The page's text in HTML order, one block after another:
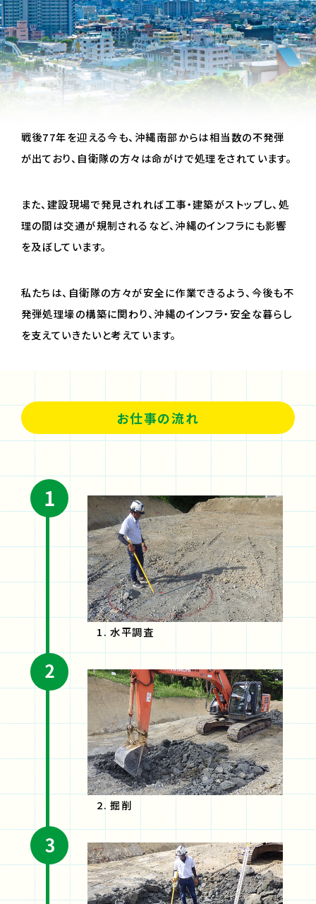
戦後77年を迎える今も、沖縄南部からは相当数の不発弾
が出ており、自衛隊の方々は命がけで処理をされています。
また、建設現場で発見されれば工事・建築がストップし、処
理の間は交通が規制されるなど、沖縄のインフラにも影響
を及ぼしています。
私たちは、自衛隊の方々が安全に作業できるよう、今後も不
発弾処理壕の構築に関わり、沖縄のインフラ・安全な暮らし
を支えていきたいと考えています。
お仕事の流れ
1. 水平調査
2. 掘削